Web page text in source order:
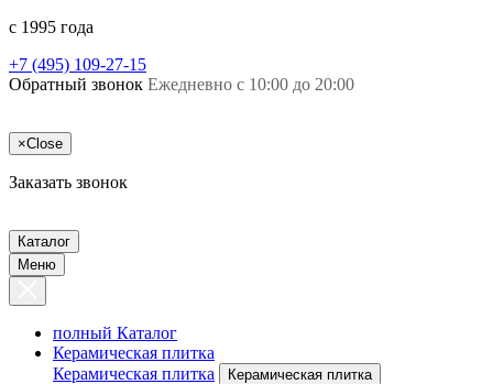
c 1995 года
+7 (495) 109-27-15
Обратный звонок Ежедневно с 10:00 до 20:00
×Close
Заказать звонок
Каталог
Меню
полный Каталог
Керамическая плитка
Керамическая плитка
Керамическая плитка